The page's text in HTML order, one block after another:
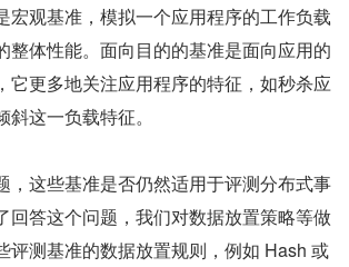
宏观基准，模拟一个应用程序的工作负载
整体性能。面向目的的基准是面向应用的
它更多地关注应用程序的特征，如秒杀应
这一负载特征。
，这些基准是否仍然适用于评测分布式事
回答这个问题，我们对数据放置策略等做
评测基准的数据放置规则，例如 Hash 或